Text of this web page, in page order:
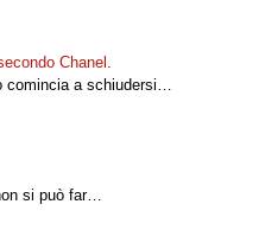
Chanel.
comincia a schiudersi…
si può far…